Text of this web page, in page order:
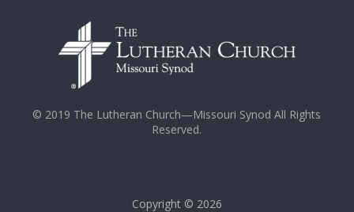
© 2019 The Lutheran Church—Missouri Synod All Rights
Reserved.
Copyright © 2026